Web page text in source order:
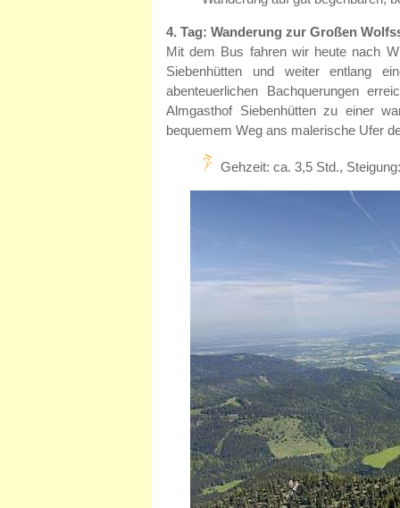
4. Tag: Wanderung zur Großen
Mit dem Bus fahren wir heute nach
Siebenhütten und weiter entlang
abenteuerlichen Bachquerungen
Almgasthof Siebenhütten zu einer
bequemem Weg ans malerische Ufer
Gehzeit: ca. 3,5 Std.,